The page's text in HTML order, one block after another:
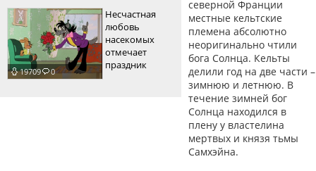
19709 0
Несчастная
любовь
насекомых
отмечает
праздник
северной Франции
местные кельтские
племена абсолютно
неоригинально чтили
бога Солнца. Кельты
делили год на две части –
зимнюю и летнюю. В
течение зимней бог
Солнца находился в
плену у властелина
мертвых и князя тьмы
Самхэйна.